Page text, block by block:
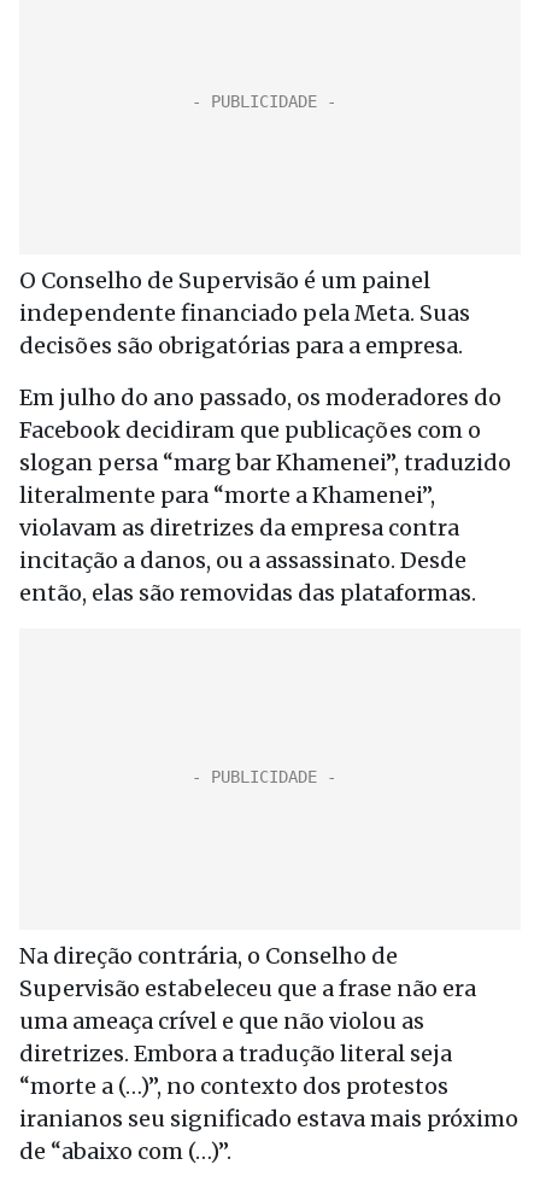
O Conselho de Supervisão é um painel
independente financiado pela Meta. Suas
decisões são obrigatórias para a empresa.
Em julho do ano passado, os moderadores do
Facebook decidiram que publicações com o
slogan persa “marg bar Khamenei”, traduzido
literalmente para “morte a Khamenei”,
violavam as diretrizes da empresa contra
incitação a danos, ou a assassinato. Desde
então, elas são removidas das plataformas.
Na direção contrária, o Conselho de
Supervisão estabeleceu que a frase não era
uma ameaça crível e que não violou as
diretrizes. Embora a tradução literal seja
“morte a (…)”, no contexto dos protestos
iranianos seu significado estava mais próximo
de “abaixo com (…)”.